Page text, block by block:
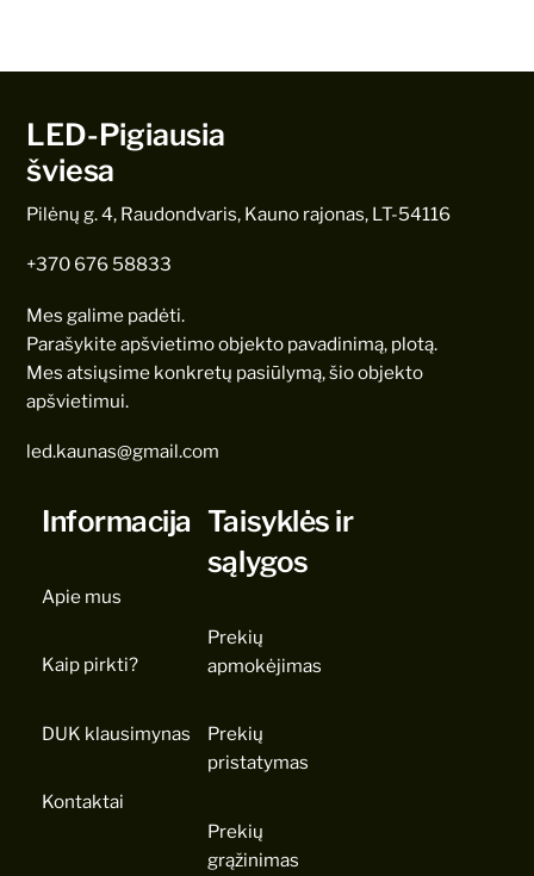
LED-Pigiausia
šviesa
Pilėnų g. 4, Raudondvaris, Kauno rajonas, LT-54116
+370 676 58833
Mes galime padėti.
Parašykite apšvietimo objekto pavadinimą, plotą.
Mes atsiųsime konkretų pasiūlymą, šio objekto
apšvietimui.
led.kaunas@gmail.com
Informacija
Apie mus
Kaip pirkti?
DUK klausimynas
Kontaktai
Taisyklės ir
sąlygos
Prekių
apmokėjimas
Prekių
pristatymas
Prekių
grąžinimas